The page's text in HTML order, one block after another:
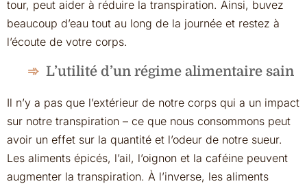
tour, peut aider à réduire la transpiration. Ainsi, buvez
beaucoup d’eau tout au long de la journée et restez à
l’écoute de votre corps.
L’utilité d’un régime alimentaire sain
Il n’y a pas que l’extérieur de notre corps qui a un impact
sur notre transpiration – ce que nous consommons peut
avoir un effet sur la quantité et l’odeur de notre sueur.
Les aliments épicés, l’ail, l’oignon et la caféine peuvent
augmenter la transpiration. À l’inverse, les aliments